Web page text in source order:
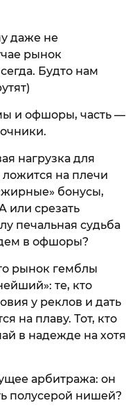
даже не
рынок
Будто нам
и офшоры, часть —
нагрузка для
ложится на плечи
бонусы,
или срезать
печальная судьба
в офшоры?
рынок гемблы
те, кто
у реклов и дать
на плаву. Тот, кто
в надежде на хотя
арбитража: он
полусерой нишей?